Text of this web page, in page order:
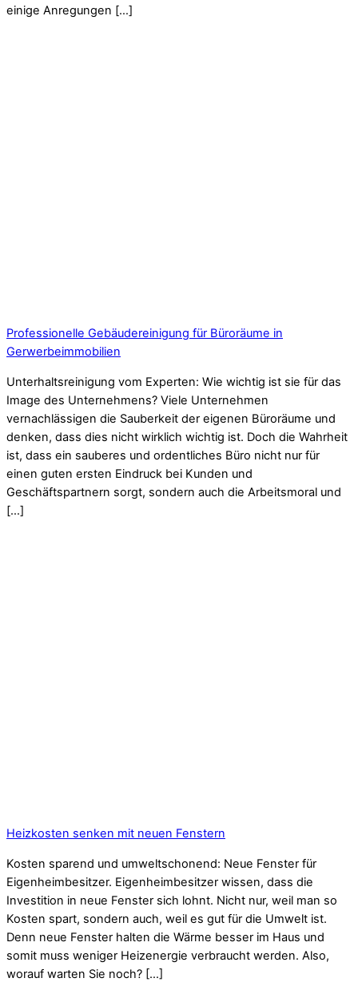
einige Anregungen […]
Professionelle Gebäudereinigung für Büroräume in
Gerwerbeimmobilien
Unterhaltsreinigung vom Experten: Wie wichtig ist sie für das
Image des Unternehmens? Viele Unternehmen
vernachlässigen die Sauberkeit der eigenen Büroräume und
denken, dass dies nicht wirklich wichtig ist. Doch die Wahrheit
ist, dass ein sauberes und ordentliches Büro nicht nur für
einen guten ersten Eindruck bei Kunden und
Geschäftspartnern sorgt, sondern auch die Arbeitsmoral und
[…]
Heizkosten senken mit neuen Fenstern
Kosten sparend und umweltschonend: Neue Fenster für
Eigenheimbesitzer. Eigenheimbesitzer wissen, dass die
Investition in neue Fenster sich lohnt. Nicht nur, weil man so
Kosten spart, sondern auch, weil es gut für die Umwelt ist.
Denn neue Fenster halten die Wärme besser im Haus und
somit muss weniger Heizenergie verbraucht werden. Also,
worauf warten Sie noch? […]